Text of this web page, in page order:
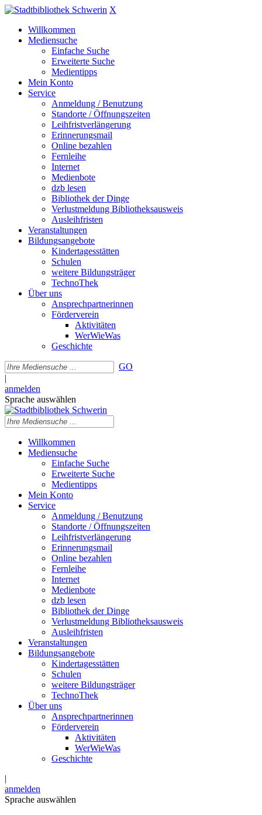
X
Willkommen
Mediensuche
Einfache Suche
Erweiterte Suche
Medientipps
Mein Konto
Service
Anmeldung / Benutzung
Standorte / Öffnungszeiten
Leihfristverlängerung
Erinnerungsmail
Online bezahlen
Fernleihe
Internet
Medienbote
dzb lesen
Bibliothek der Dinge
Verlustmeldung Bibliotheksausweis
Ausleihfristen
Veranstaltungen
Bildungsangebote
Kindertagesstätten
Schulen
weitere Bildungsträger
TechnoThek
Über uns
Ansprechpartnerinnen
Förderverein
Aktivitäten
WerWieWas
Geschichte
GO
|
anmelden
Sprache auswählen
Willkommen
Mediensuche
Einfache Suche
Erweiterte Suche
Medientipps
Mein Konto
Service
Anmeldung / Benutzung
Standorte / Öffnungszeiten
Leihfristverlängerung
Erinnerungsmail
Online bezahlen
Fernleihe
Internet
Medienbote
dzb lesen
Bibliothek der Dinge
Verlustmeldung Bibliotheksausweis
Ausleihfristen
Veranstaltungen
Bildungsangebote
Kindertagesstätten
Schulen
weitere Bildungsträger
TechnoThek
Über uns
Ansprechpartnerinnen
Förderverein
Aktivitäten
WerWieWas
Geschichte
|
anmelden
Sprache auswählen